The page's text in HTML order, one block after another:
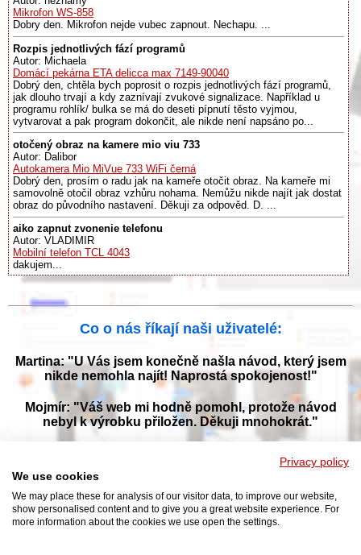
Mikrofon WS-858
Dobry den. Mikrofon nejde vubec zapnout. Nechapu. ...
Rozpis jednotlivých fází programů
Autor: Michaela
Domácí pekárna ETA delicca max 7149-90040
Dobrý den, chtěla bych poprosit o rozpis jednotlivých fází programů,
jak dlouho trvají a kdy zaznívají zvukové signalizace. Například u
programu rohlík/ bulka se má do deseti pípnutí těsto vyjmou,
vytvarovat a pak program dokončit, ale nikde není napsáno po...
otočený obraz na kamere mio viu 733
Autor: Dalibor
Autokamera Mio MiVue 733 WiFi černá
Dobrý den, prosím o radu jak na kameře otočit obraz. Na kameře mi
samovolně otočil obraz vzhůru nohama. Nemůžu nikde najít jak dostat
obraz do původního nastavení. Děkuji za odpověd. D. ...
aiko zapnut zvonenie telefonu
Autor: VLADIMIR
Mobilní telefon TCL 4043
dakujem...
Co o nás říkají naši uživatelé:
Martina: "U Vás jsem konečně našla návod, který jsem
nikde nemohla najít! Naprostá spokojenost!"
Mojmír: "Váš web mi hodně pomohl, protože návod
nebyl k výrobku přiložen. Děkuji mnohokrát."
Prohlížejte návody k obsluze v češtine v naší online knihovně, manuály a
Privacy policy
We use cookies
We may place these for analysis of our visitor data, to improve our website,
show personalised content and to give you a great website experience. For
more information about the cookies we use open the settings.